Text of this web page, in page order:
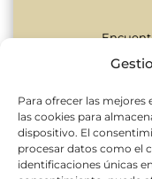
Para ofrecer las
las cookies para
dispositivo. El
procesar datos como el
identificaciones únicas